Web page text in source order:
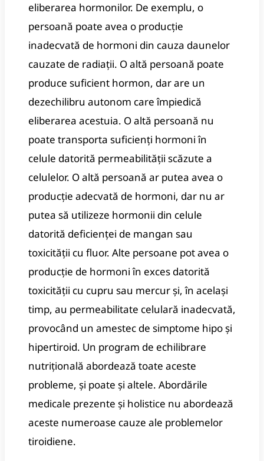
eliberarea hormonilor. De exemplu, o
persoană poate avea o producție
inadecvată de hormoni din cauza daunelor
cauzate de radiații. O altă persoană poate
produce suficient hormon, dar are un
dezechilibru autonom care împiedică
eliberarea acestuia. O altă persoană nu
poate transporta suficienți hormoni în
celule datorită permeabilității scăzute a
celulelor. O altă persoană ar putea avea o
producție adecvată de hormoni, dar nu ar
putea să utilizeze hormonii din celule
datorită deficienței de mangan sau
toxicității cu fluor. Alte persoane pot avea o
producție de hormoni în exces datorită
toxicității cu cupru sau mercur și, în același
timp, au permeabilitate celulară inadecvată,
provocând un amestec de simptome hipo și
hipertiroid. Un program de echilibrare
nutrițională abordează toate aceste
probleme, și poate și altele. Abordările
medicale prezente și holistice nu abordează
aceste numeroase cauze ale problemelor
tiroidiene.